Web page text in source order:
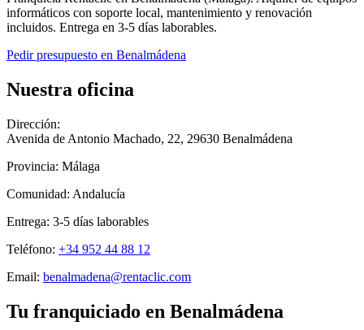
informáticos con soporte local, mantenimiento y renovación
incluidos. Entrega en 3-5 días laborables.
Pedir presupuesto en Benalmádena
Nuestra oficina
Dirección:
Avenida de Antonio Machado, 22, 29630 Benalmádena
Provincia: Málaga
Comunidad: Andalucía
Entrega: 3-5 días laborables
Teléfono: +34 952 44 88 12
Email: benalmadena@rentaclic.com
Tu franquiciado en Benalmádena